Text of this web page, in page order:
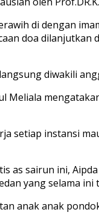
di dengan
doa
diwakili
Meliala
setiap instansi
as sairun ini,
yang selama
anak anak